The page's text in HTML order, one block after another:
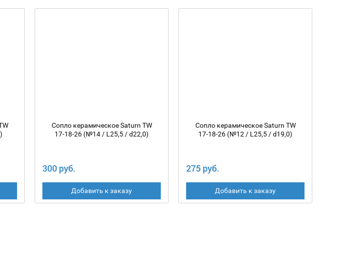
Сопло керамическое Saturn TW
17-18-26 (№14 / L25,5 / d22,0)
300 руб.
Добавить к заказу
Сопло керамическое Saturn TW
17-18-26 (№12 / L25,5 / d19,0)
275 руб.
Добавить к заказу